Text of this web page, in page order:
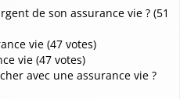
de son assurance vie ? (51
vie (47 votes)
vie (47 votes)
avec une assurance vie ?